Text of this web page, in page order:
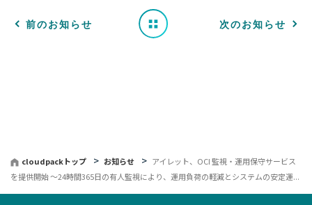
前のお知らせ 一 次のお知らせ
cloudpackトップ お知らせ
アイレット、OCI 監視・運用保守サービス
を提供開始 〜24時間365日の有人監視により、運用負荷の軽減とシステムの安定運...